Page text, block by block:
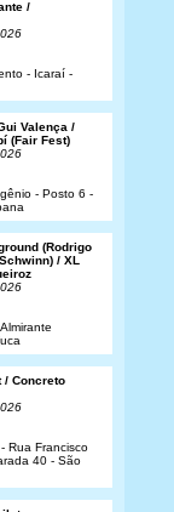
/
- Icaraí -
Valença /
(Fair Fest)
- Posto 6 -
(Rodrigo
/ XL
/ Concreto
Rua Francisco
40 - São